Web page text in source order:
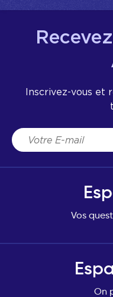
Inscrivez-vous et
Vos
On